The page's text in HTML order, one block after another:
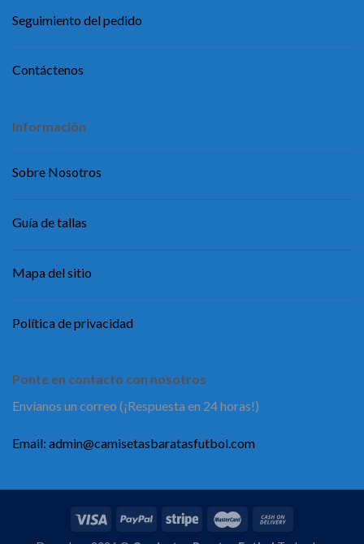
Seguimiento del pedido
Contáctenos
Información
Sobre Nosotros
Guía de tallas
Mapa del sitio
Política de privacidad
Ponte en contacto con nosotros
Envíanos un correo (¡Respuesta en 24 horas!)
Email: admin@camisetasbaratasfutbol.com